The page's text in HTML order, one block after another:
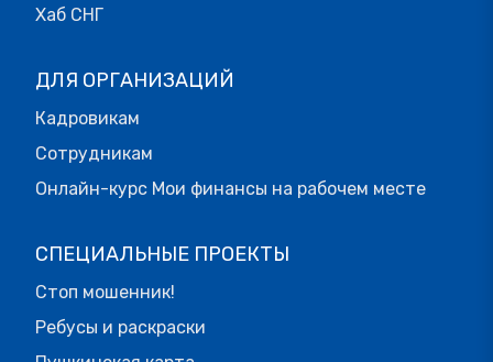
Хаб СНГ
ДЛЯ ОРГАНИЗАЦИЙ
Кадровикам
Сотрудникам
Онлайн-курс Мои финансы на рабочем месте
СПЕЦИАЛЬНЫЕ ПРОЕКТЫ
Стоп мошенник!
Ребусы и раскраски